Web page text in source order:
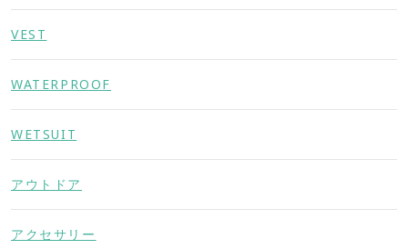
VEST
WATERPROOF
WETSUIT
アウトドア
アクセサリー